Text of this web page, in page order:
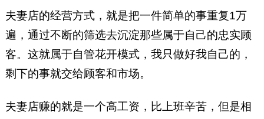
夫妻店的经营方式，就是把一件简单的事重复1万
遍，通过不断的筛选去沉淀那些属于自己的忠实顾
客。这就属于自管花开模式，我只做好我自己的，
剩下的事就交给顾客和市场。
夫妻店赚的就是一个高工资，比上班辛苦，但是相